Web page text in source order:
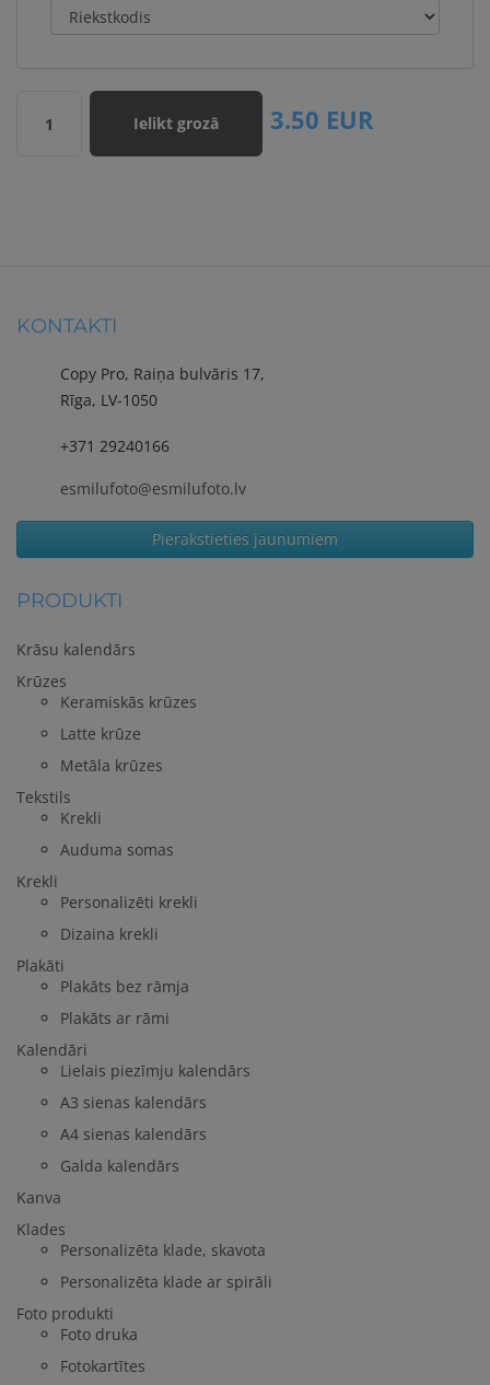
1 Ielikt grozā 3.50 EUR
KONTAKTI
Copy Pro, Raiņa bulvāris 17,
Rīga, LV-1050
+371 29240166
esmilufoto@esmilufoto.lv
Pierakstieties jaunumiem
PRODUKTI
Krāsu kalendārs
Krūzes
Keramiskās krūzes
Latte krūze
Metāla krūzes
Tekstils
Krekli
Auduma somas
Krekli
Personalizēti krekli
Dizaina krekli
Plakāti
Plakāts bez rāmja
Plakāts ar rāmi
Kalendāri
Lielais piezīmju kalendārs
A3 sienas kalendārs
A4 sienas kalendārs
Galda kalendārs
Kanva
Klades
Personalizēta klade, skavota
Personalizēta klade ar spirāli
Foto produkti
Foto druka
Fotokartītes